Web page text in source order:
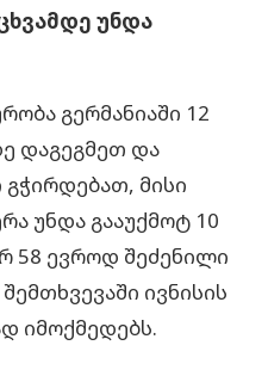
უნდა
გერმანიაში 12
დაგეგმეთ და
მისი
უნდა გააუქმოტ 10
58 ევროდ შეძენილი
ივნისის
იმოქმედებს.